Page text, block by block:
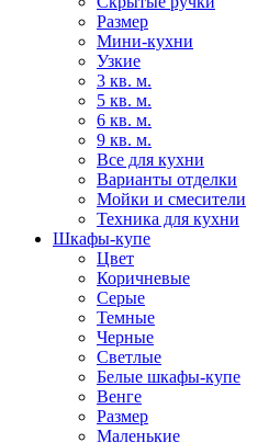
Размер
Мини-кухни
Узкие
3 кв. м.
5 кв. м.
6 кв. м.
9 кв. м.
Все для кухни
Варианты отделки
Мойки и смесители
Техника для кухни
Шкафы-купе
Цвет
Коричневые
Серые
Темные
Черные
Светлые
Белые шкафы-купе
Венге
Размер
Маленькие